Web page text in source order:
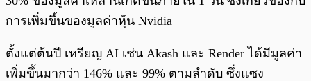
การเพิ่มขึ้นของมูลค่าหุ้น Nvidia
ตั้งแต่ต้นปี เหรียญ AI เช่น Akash และ Render ได้มีมูลค่า
เพิ่มขึ้นมากว่า 146% และ 99% ตามลำดับ ซึ่งแซง